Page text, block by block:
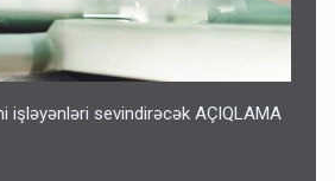
işləyənləri sevindirəcək AÇIQLAMA